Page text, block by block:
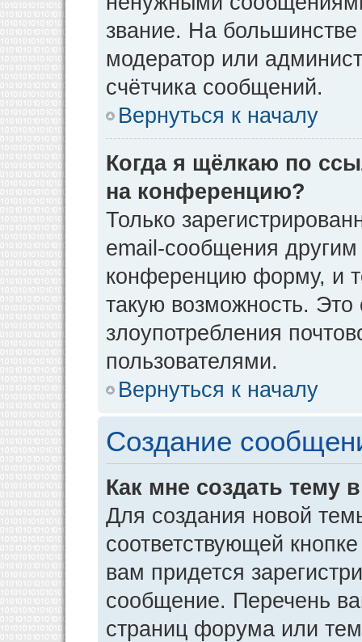
звание. На
модератор или
счётчика сообщений.
Вернуться к началу
Когда я щёлкаю по
на конференцию?
Только
email-сообщения
конференцию форму, и
такую возможность. Это
злоупотребления
пользователями.
Вернуться к началу
Создание
Как мне создать тему
Для создания новой
соответствующей
вам придется
сообщение. Перечень
страниц форума или